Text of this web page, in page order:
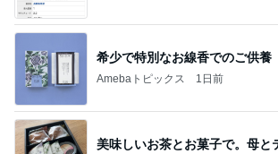
希少で特別なお線香でのご供養
Amebaトピックス 1日前
美味しいお茶とお菓子で。母と